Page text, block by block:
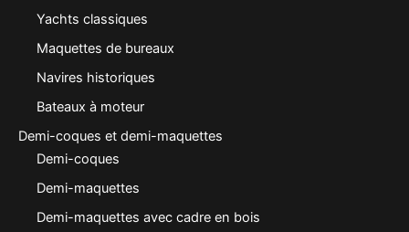
Yachts classiques
Maquettes de bureaux
Navires historiques
Bateaux à moteur
Demi-coques et demi-maquettes
Demi-coques
Demi-maquettes
Demi-maquettes avec cadre en bois